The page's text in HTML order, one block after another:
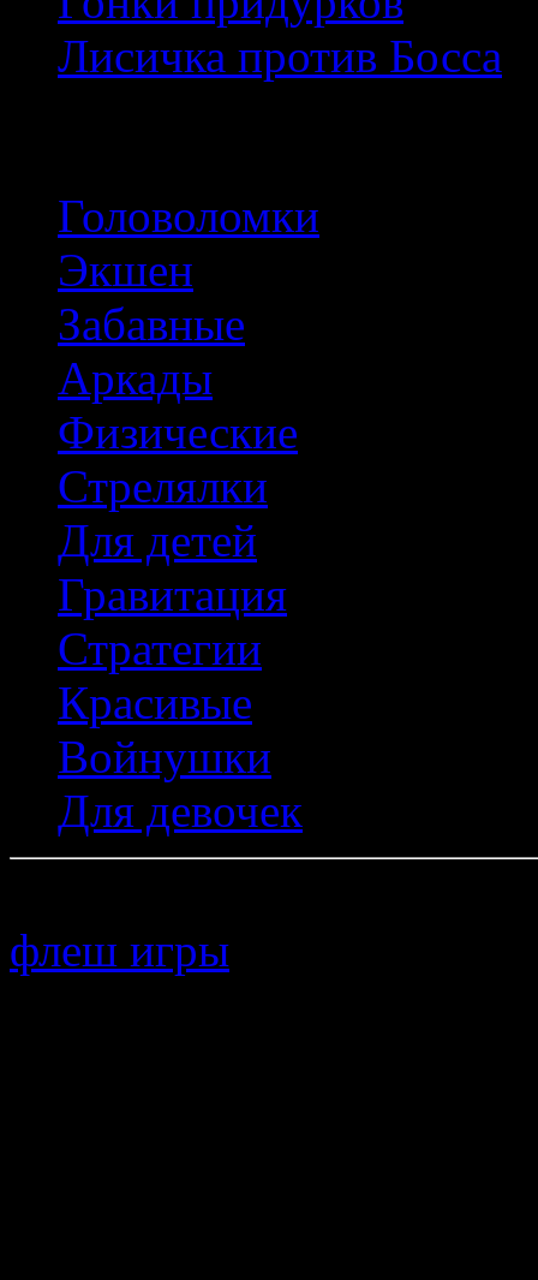
Лисичка против Босса
Головоломки
Экшен
Забавные
Аркады
Физические
Стрелялки
Для детей
Гравитация
Стратегии
Красивые
Войнушки
Для девочек
флеш игры